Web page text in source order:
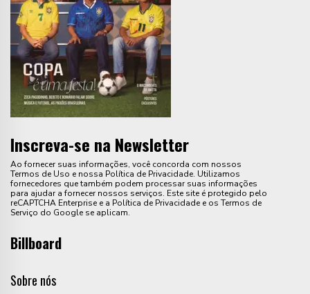
Inscreva-se na Newsletter
Ao fornecer suas informações, você concorda com nossos
Termos de Uso e nossa Política de Privacidade. Utilizamos
fornecedores que também podem processar suas informações
para ajudar a fornecer nossos serviços. Este site é protegido pelo
reCAPTCHA Enterprise e a Política de Privacidade e os Termos de
Serviço do Google se aplicam.
Billboard
Sobre nós